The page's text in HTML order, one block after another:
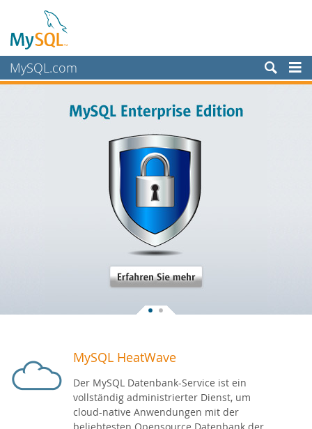
MySQL.com
Schulung, Beratung, Support
Entwickler-Bereich
MySQL HeatWave
Der MySQL Datenbank-Service ist ein
vollständig administrierter Dienst, um
cloud-native Anwendungen mit der